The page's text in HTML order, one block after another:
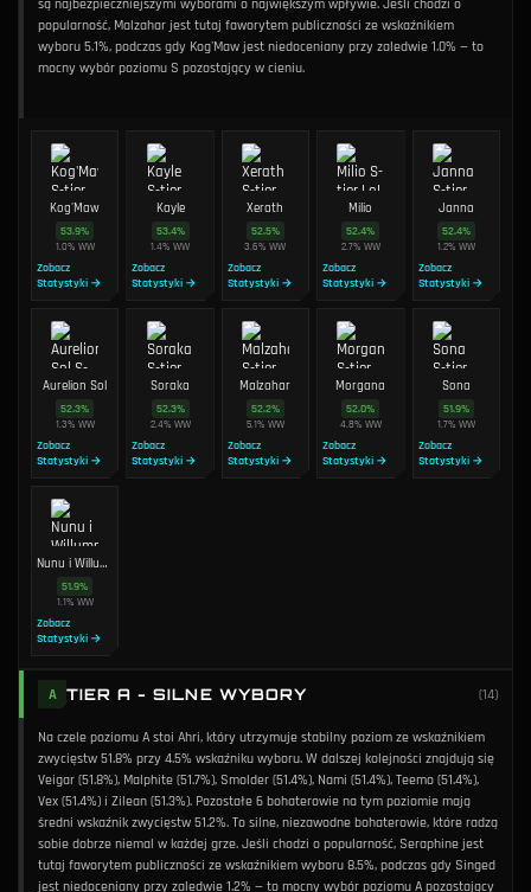
są najbezpieczniejszymi wyborami o największym wpływie. Jeśli chodzi o
popularność, Malzahar jest tutaj faworytem publiczności ze wskaźnikiem
wyboru 5.1%, podczas gdy Kog'Maw jest niedoceniany przy zaledwie 1.0% — to
mocny wybór poziomu S pozostający w cieniu.
Kog'Maw
53.9%
1.0% WW
Zobacz
Statystyki →
Kayle
53.4%
1.4%WW
Zobacz
Statystyki →
Xerath
52.5%
3.6%WW
Zobacz
Statystyki →
Milio
52.4%
2.7% WW
Zobacz
Statystyki →
Janna
52.4%
1.2% WW
Zobacz
Statystyki →
Aurelion Sol
52.3%
1.3% WW
Zobacz
Statystyki →
Soraka
52.3%
2.4% WW
Zobacz
Statystyki →
Malzahar
52.2%
5.1% WW
Zobacz
Statystyki →
Morgana
52.0%
4.8% WW
Zobacz
Statystyki →
Sona
51.9%
1.7% WW
Zobacz
Statystyki →
Nunu i Willump
51.9%
1.1% WW
Zobacz
Statystyki →
A TIER A - SILNE WYBORY (14)
Na czele poziomu A stoi Ahri, który utrzymuje stabilny poziom ze wskaźnikiem
zwycięstw 51.8% przy 4.5% wskaźniku wyboru. W dalszej kolejności znajdują się
Veigar (51.8%), Malphite (51.7%), Smolder (51.4%), Nami (51.4%), Teemo (51.4%),
Vex (51.4%) i Zilean (51.3%). Pozostałe 6 bohaterowie na tym poziomie mają
średni wskaźnik zwycięstw 51.2%. To silne, niezawodne bohaterowie, które radzą
sobie dobrze niemal w każdej grze. Jeśli chodzi o popularność, Seraphine jest
tutaj faworytem publiczności ze wskaźnikiem wyboru 8.5%, podczas gdy Singed
jest niedoceniany przy zaledwie 1.2% — to mocny wybór poziomu A pozostający